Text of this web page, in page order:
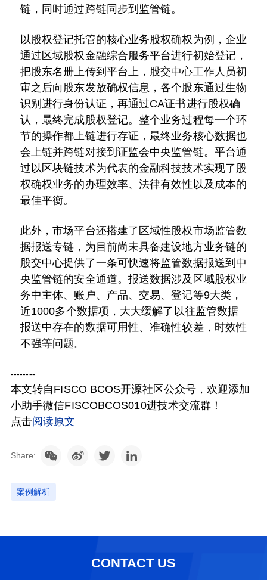
链，同时通过跨链同步到监管链。
以股权登记托管的核心业务股权确权为例，企业
通过区域股权金融综合服务平台进行初始登记，
把股东名册上传到平台上，股交中心工作人员初
审之后向股东发放确权信息，各个股东通过生物
识别进行身份认证，再通过CA证书进行股权确
认，最终完成股权登记。整个业务过程每一个环
节的操作都上链进行存证，最终业务核心数据也
会上链并跨链对接到证监会中央监管链。平台通
过以区块链技术为代表的金融科技技术实现了股
权确权业务的办理效率、法律有效性以及成本的
最佳平衡。
此外，市场平台还搭建了区域性股权市场监管数
据报送专链，为目前尚未具备建设地方业务链的
股交中心提供了一条可快速将监管数据报送到中
央监管链的安全通道。报送数据涉及区域股权业
务中主体、账户、产品、交易、登记等9大类，
近1000多个数据项，大大缓解了以往监管数据
报送中存在的数据可用性、准确性较差，时效性
不强等问题。
--------
本文转自FISCO BCOS开源社区公众号，欢迎添加
小助手微信FISCOBCOS010进技术交流群！
点击阅读原文
Share:
案例解析
CONTACT US